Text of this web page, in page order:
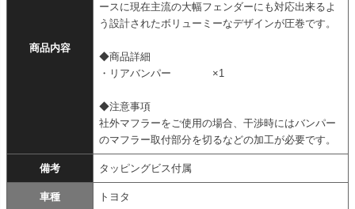
商品内容
ースに現在主流の大幅フェンダーにも対応出来るよ
う設計されたボリューミーなデザインが圧巻です。
◆商品詳細
・リアバンパー ×1
◆注意事項
社外マフラーをご使用の場合、干渉時にはバンパー
のマフラー取付部分を切るなどの加工が必要です。
備考 タッピングビス付属
車種 トヨタ